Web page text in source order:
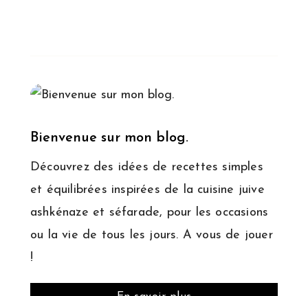
Bienvenue sur mon blog.
Découvrez des idées de recettes simples
et équilibrées inspirées de la cuisine juive
ashkénaze et séfarade, pour les occasions
ou la vie de tous les jours. A vous de jouer
!